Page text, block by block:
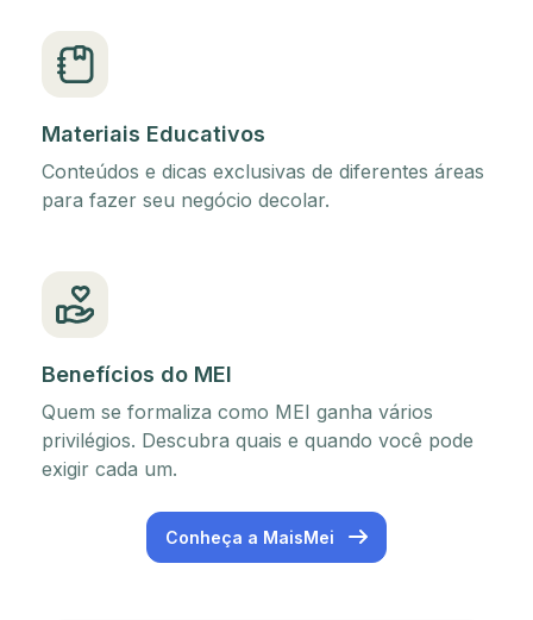
Materiais Educativos
Conteúdos e dicas exclusivas de diferentes áreas
para fazer seu negócio decolar.
Benefícios do MEI
Quem se formaliza como MEI ganha vários
privilégios. Descubra quais e quando você pode
exigir cada um.
Conheça a MaisMei